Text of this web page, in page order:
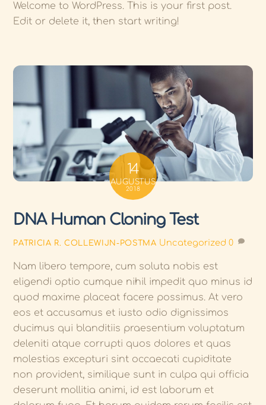
Welcome to WordPress. This is your first post.
Edit or delete it, then start writing!
14
AUGUSTUS
2018
DNA Human Cloning Test
PATRICIA R. COLLEWIJN-POSTMA Uncategorized 0
Nam libero tempore, cum soluta nobis est
eligendi optio cumque nihil impedit quo minus id
quod maxime placeat facere possimus. At vero
eos et accusamus et iusto odio dignissimos
ducimus qui blanditiis praesentium voluptatum
deleniti atque corrupti quos dolores et quas
molestias excepturi sint occaecati cupiditate
non provident, similique sunt in culpa qui officia
deserunt mollitia animi, id est laborum et